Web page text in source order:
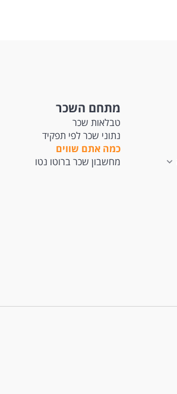
מתחם השכר
טבלאות שכר
נתוני שכר לפי תפקיד
כמה אתם שווים
מחשבון שכר ברוטו נטו